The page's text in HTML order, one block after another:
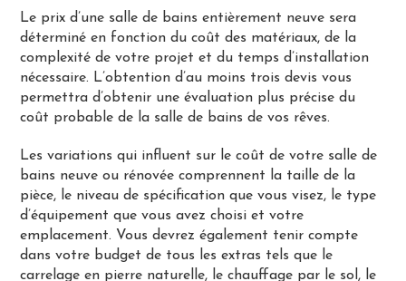
Le prix d’une salle de bains entièrement neuve sera
déterminé en fonction du coût des matériaux, de la
complexité de votre projet et du temps d’installation
nécessaire. L’obtention d’au moins trois devis vous
permettra d’obtenir une évaluation plus précise du
coût probable de la salle de bains de vos rêves.
Les variations qui influent sur le coût de votre salle de
bains neuve ou rénovée comprennent la taille de la
pièce, le niveau de spécification que vous visez, le type
d’équipement que vous avez choisi et votre
emplacement. Vous devrez également tenir compte
dans votre budget de tous les extras tels que le
carrelage en pierre naturelle, le chauffage par le sol, le